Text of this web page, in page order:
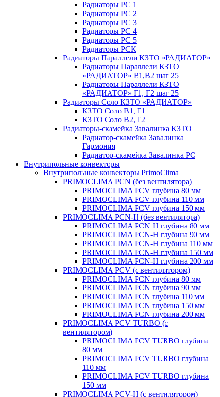
Радиаторы РС 1
Радиаторы РС 2
Радиаторы РС 3
Радиаторы РС 4
Радиаторы РС 5
Радиаторы РСК
Радиаторы Параллели КЗТО «РАДИАТОР»
Радиаторы Параллели КЗТО
«РАДИАТОР» В1,В2 шаг 25
Радиаторы Параллели КЗТО
«РАДИАТОР» Г1, Г2 шаг 25
Радиаторы Соло КЗТО «РАДИАТОР»
КЗТО Соло В1, Г1
КЗТО Соло В2, Г2
Радиаторы-скамейка Завалинка КЗТО
Радиатор-скамейка Завалинка
Гармония
Радиатор-скамейка Завалинка РС
Внутрипольные конвекторы
Внутрипольные конвекторы PrimoClima
PRIMOCLIMA PCN (без вентилятора)
PRIMOCLIMA PCV глубина 80 мм
PRIMOCLIMA PCV глубина 110 мм
PRIMOCLIMA PCV глубина 150 мм
PRIMOCLIMA PCN-H (без вентилятора)
PRIMOCLIMA PCN-H глубина 80 мм
PRIMOCLIMA PCN-H глубина 90 мм
PRIMOCLIMA PCN-H глубина 110 мм
PRIMOCLIMA PCN-H глубина 150 мм
PRIMOCLIMA PCN-H глубина 200 мм
PRIMOCLIMA PCV (c вентилятором)
PRIMOCLIMA PCN глубина 80 мм
PRIMOCLIMA PCN глубина 90 мм
PRIMOCLIMA PCN глубина 110 мм
PRIMOCLIMA PCN глубина 150 мм
PRIMOCLIMA PCN глубина 200 мм
PRIMOCLIMA PCV TURBO (c
вентилятором)
PRIMOCLIMA PCV TURBO глубина
80 мм
PRIMOCLIMA PCV TURBO глубина
110 мм
PRIMOCLIMA PCV TURBO глубина
150 мм
PRIMOCLIMA PCV-H (c вентилятором)